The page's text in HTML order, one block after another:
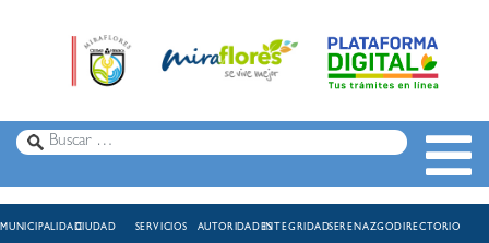
MUNICIPALIDADCIUDAD SERVICIOS AUTORIDADESINTEGRIDADSERENAZGODIRECTORIO